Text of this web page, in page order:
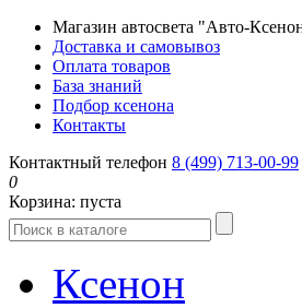
Магазин автосвета "Авто-
Доставка и самовывоз
Оплата товаров
База знаний
Подбор ксенона
Контакты
Контактный телефон 8 (499) 713-00-99
0
Корзина: пуста
Ксенон